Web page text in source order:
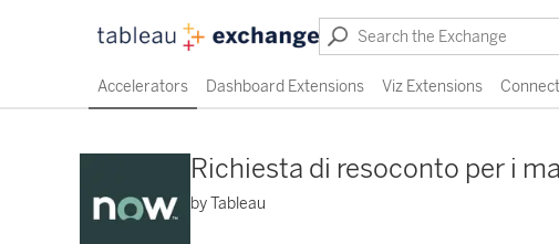
Accelerators Dashboard Extensions Viz Extensions
Richiesta di resoconto per i
by Tableau